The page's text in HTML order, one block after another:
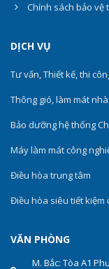
Chính sách bảo vệ
DỊCH VỤ
Tư vấn, Thiết kế, thi
Thông gió, làm mát
Bảo dưỡng hệ thống
Máy làm mát công
Điều hòa trung tâm
Điều hòa siêu tiết kiệm
VĂN PHÒNG
M. Bắc: Tòa A1